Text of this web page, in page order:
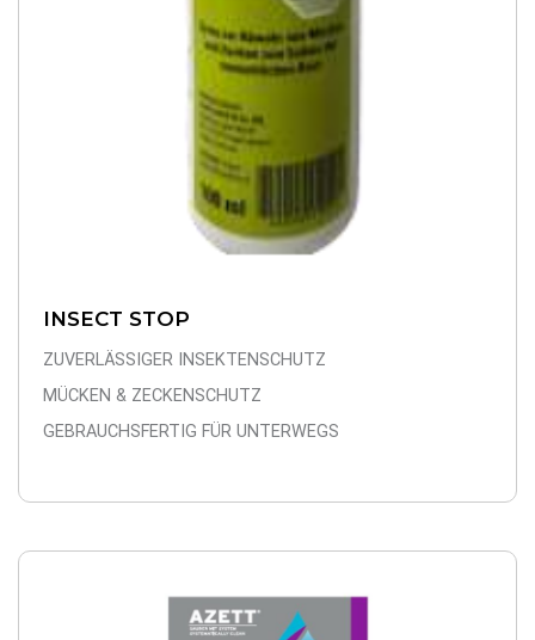
INSECT STOP
ZUVERLÄSSIGER INSEKTENSCHUTZ
MÜCKEN & ZECKENSCHUTZ
GEBRAUCHSFERTIG FÜR UNTERWEGS